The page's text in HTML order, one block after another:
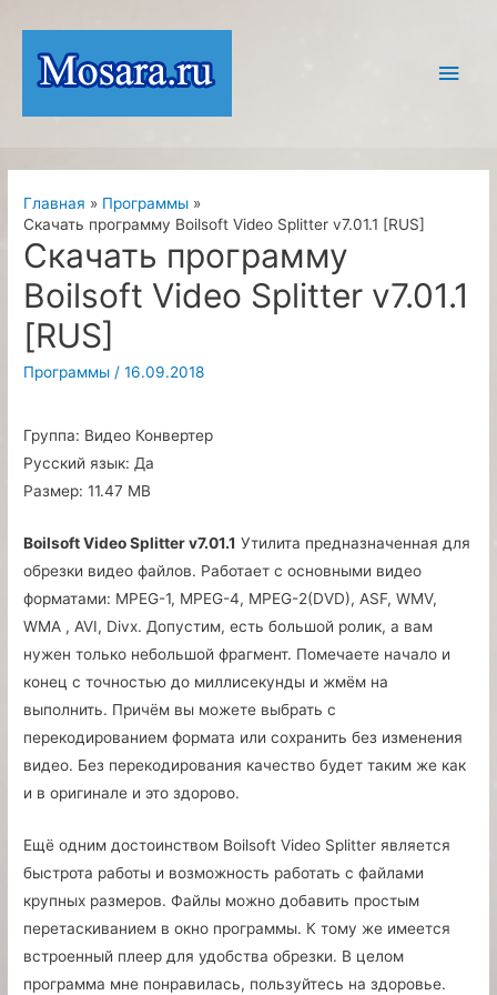
содержимому
Главная
Программы
Скачать программу Boilsoft Video Splitter v7.01.1 [RUS]
Скачать программу
Boilsoft Video Splitter v7.01.1
[RUS]
Программы /16.09.2018
Группа: Видео Конвертер
Русский язык: Да
Размер: 11.47 MB
Boilsoft Video Splitter v7.01.1 Утилита предназначенная для
обрезки видео файлов. Работает с основными видео
форматами: MPEG-1, MPEG-4, MPEG-2(DVD), ASF, WMV,
WMA , AVI, Divx. Допустим, есть большой ролик, а вам
нужен только небольшой фрагмент. Помечаете начало и
конец с точностью до миллисекунды и жмём на
выполнить. Причём вы можете выбрать с
перекодированием формата или сохранить без изменения
видео. Без перекодирования качество будет таким же как
и в оригинале и это здорово.
Ещё одним достоинством Boilsoft Video Splitter является
быстрота работы и возможность работать с файлами
крупных размеров. Файлы можно добавить простым
перетаскиванием в окно программы. К тому же имеется
встроенный плеер для удобства обрезки. В целом
программа мне понравилась, пользуйтесь на здоровье.